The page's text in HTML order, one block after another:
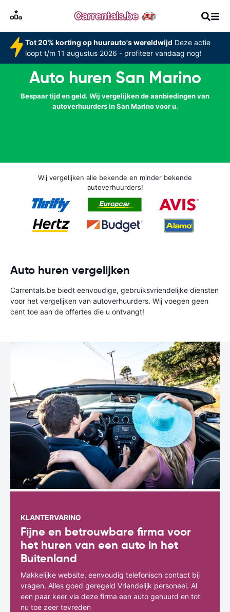
Tot 20% korting op huurauto's wereldwijd Deze actie
loopt t/m 11 augustus 2026 - profiteer vandaag nog!
Auto huren San Marino
Bespaar tijd en geld. Wij vergelijken de aanbiedingen van
autoverhuurders in San Marino voor u.
Wij vergelijken alle bekende en minder bekende
autoverhuurders!
Auto huren vergelijken
Carrentals.be biedt eenvoudige, gebruiksvriendelijke diensten
voor het vergelijken van autoverhuurders. Wij voegen geen
cent toe aan de offertes die u ontvangt!
KLANTERVARING
Fijne en betrouwbare firma voor
het huren van een auto in het
Buitenland
Makkelijke website, eenvoudig telefonisch contact bij
vragen. Alles goed geregeld Vriendelijk personeel. Al
een paar keer via deze firma een auto gehuurd en tot
nu toe zeer tevreden